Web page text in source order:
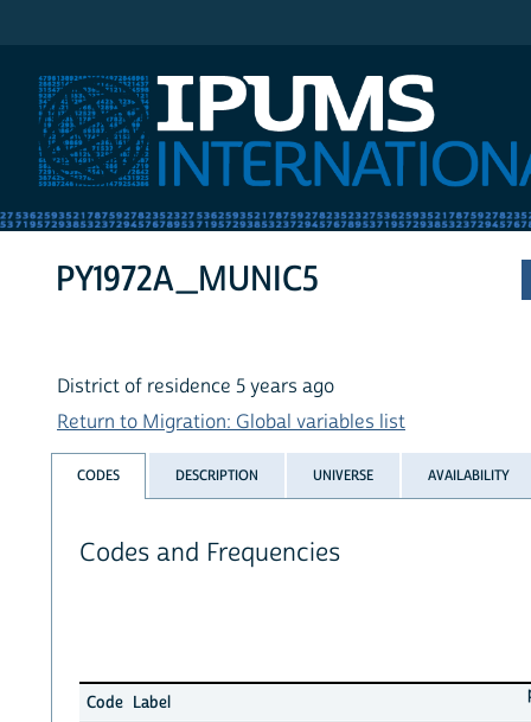
PY1972A_MUNIC5
District of residence 5 years ago
Return to Migration: Global variables list
CODES DESCRIPTION UNIVERSE AVAILABILITY
Codes and Frequencies
Code Label